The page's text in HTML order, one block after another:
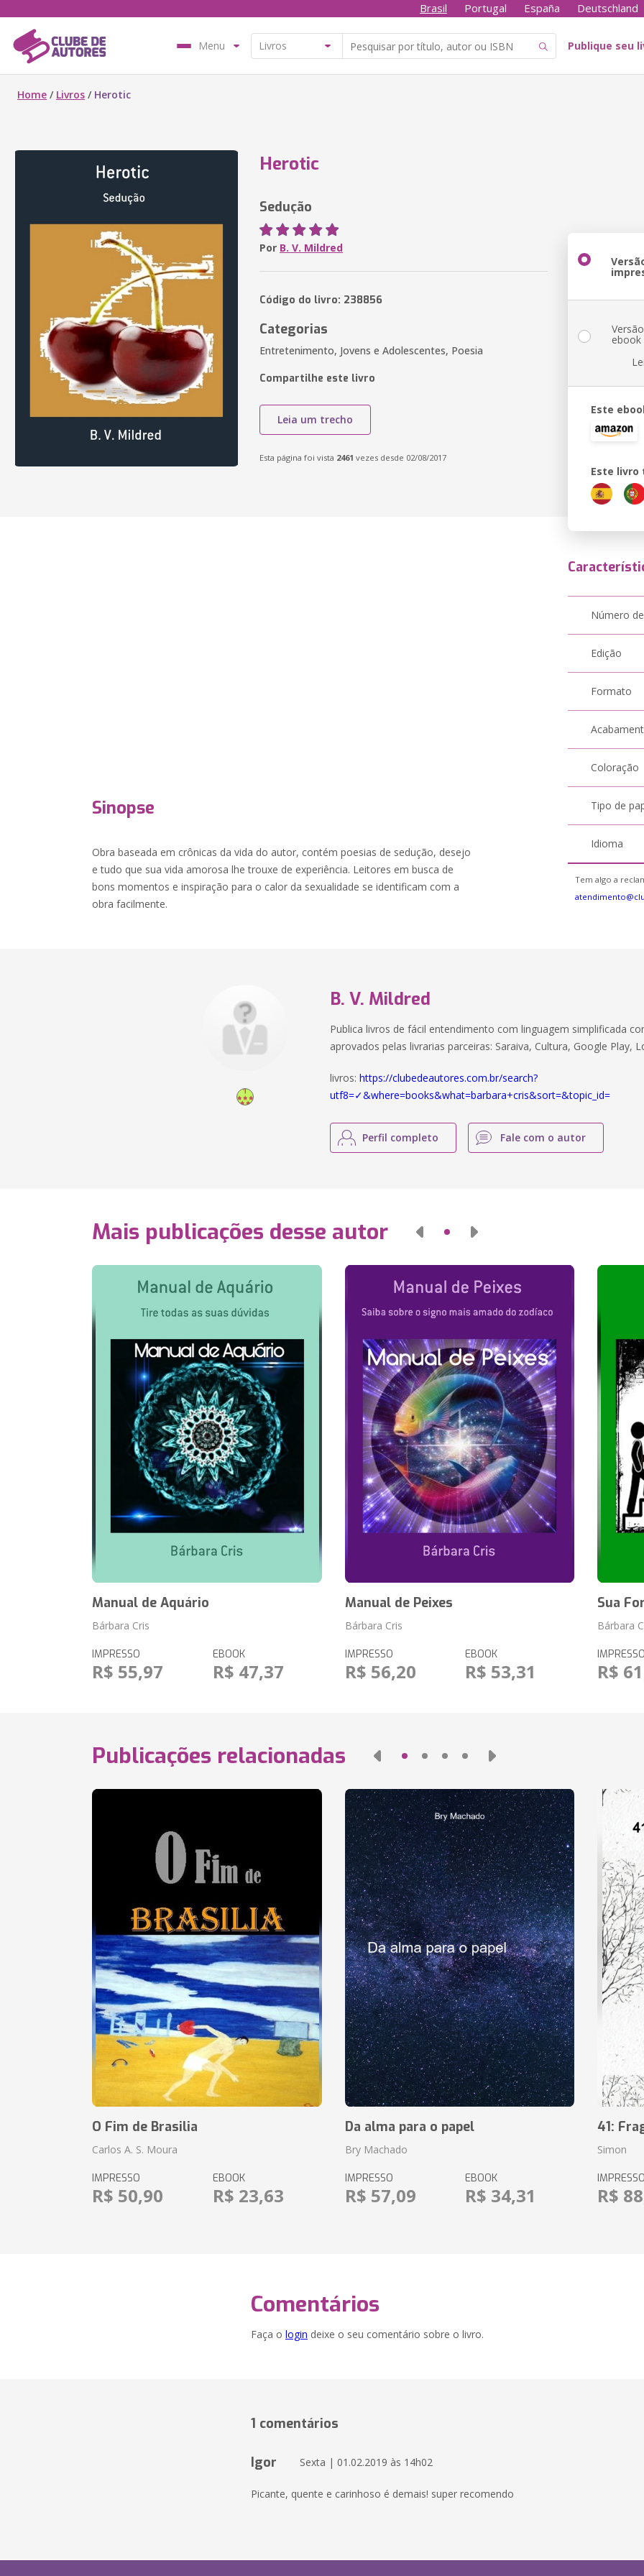
Brasil Portugal España Deutschland
Menu Publique seu
Home / Livros / Herotic
Herotic
Sedução
Por B. V. Mildred
Código do livro: 238856
Categorias
Entretenimento, Jovens e Adolescentes, Poesia
Compartilhe este livro
Leia um trecho
Esta página foi vista 2461 vezes desde 02/08/2017
Versão
ebook
Este
Este livro
Sinopse
Obra baseada em crônicas da vida do autor, contém poesias de sedução, desejo
e tudo que sua vida amorosa lhe trouxe de experiência. Leitores em busca de
bons momentos e inspiração para o calor da sexualidade se identificam com a
obra facilmente.
Número
Edição
Formato
Coloração
Tipo de
Idioma
Tem algo a
B. V. Mildred
Publica livros de fácil entendimento com linguagem simplificada
aprovados pelas livrarias parceiras: Saraiva, Cultura, Google Play,
livros:https://clubedeautores.com.br/search?
utf8=✓&where=books&what=barbara+cris&sort=&topic_id=
Perfil completo Fale com o autor
Mais publicações desse autor
Manual de Aquário
Bárbara Cris
IMPRESSO
R$ 55,97
EBOOK
R$ 47,37
Manual de Peixes
Bárbara Cris
IMPRESSO
R$ 56,20
EBOOK
R$ 53,31
Sua
Bárbara
R$
Publicações relacionadas
O Fim de Brasilia
Carlos A. S. Moura
IMPRESSO
R$ 50,90
EBOOK
R$ 23,63
Da alma para o papel
Bry Machado
IMPRESSO
R$ 57,09
EBOOK
R$ 34,31
41:
Simon
R$
Comentários
Faça o login deixe o seu comentário sobre o livro.
1 comentários
Igor Sexta | 01.02.2019 às 14h02
Picante, quente e carinhoso é demais! super recomendo